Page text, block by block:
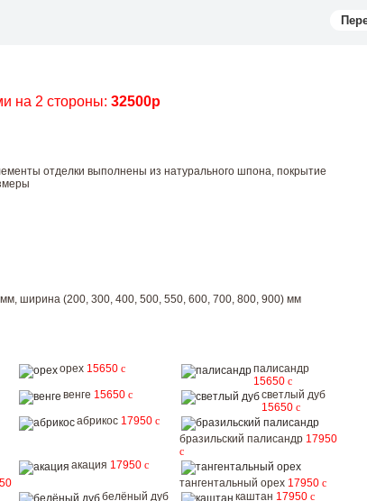
на 2 стороны: 32500р
отделки выполнены из натурального шпона, покрытие
ширина (200, 300, 400, 500, 550, 600, 700, 800, 900) мм
орех 15650 c
палисандр
15650 c
венге 15650 c
светлый дуб
15650 c
абрикос 17950 c
бразильский палисандр 17950
c
акация 17950 c
тангентальный орех 17950 c
белёный дуб
каштан 17950 c